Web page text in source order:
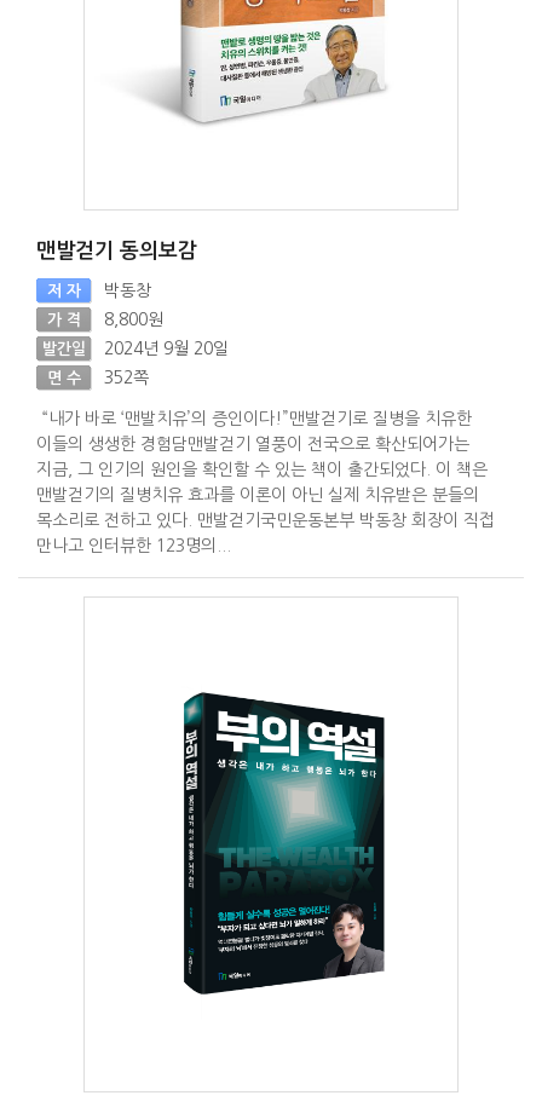
맨발걷기 동의보감
저 자 박동창
가 격 8,800원
발간일 2024년 9월 20일
면 수 352쪽
“내가 바로 ‘맨발치유’의 증인이다!”맨발걷기로 질병을 치유한
이들의 생생한 경험담맨발걷기 열풍이 전국으로 확산되어가는
지금, 그 인기의 원인을 확인할 수 있는 책이 출간되었다. 이 책은
맨발걷기의 질병치유 효과를 이론이 아닌 실제 치유받은 분들의
목소리로 전하고 있다. 맨발걷기국민운동본부 박동창 회장이 직접
만나고 인터뷰한 123명의...